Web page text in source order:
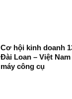
Cơ hội kinh doanh
Đài Loan – Việt
máy công cụ